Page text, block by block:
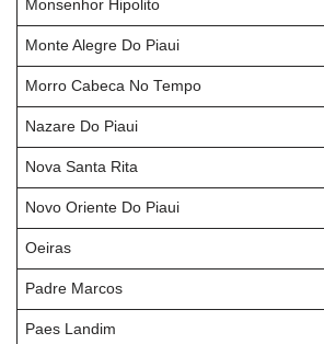
Monsenhor Hipolito
Monte Alegre Do Piaui
Morro Cabeca No Tempo
Nazare Do Piaui
Nova Santa Rita
Novo Oriente Do Piaui
Oeiras
Padre Marcos
Paes Landim